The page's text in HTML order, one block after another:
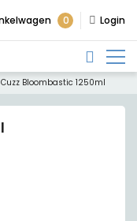
0 Login
Cuzz Bloombastic 1250ml